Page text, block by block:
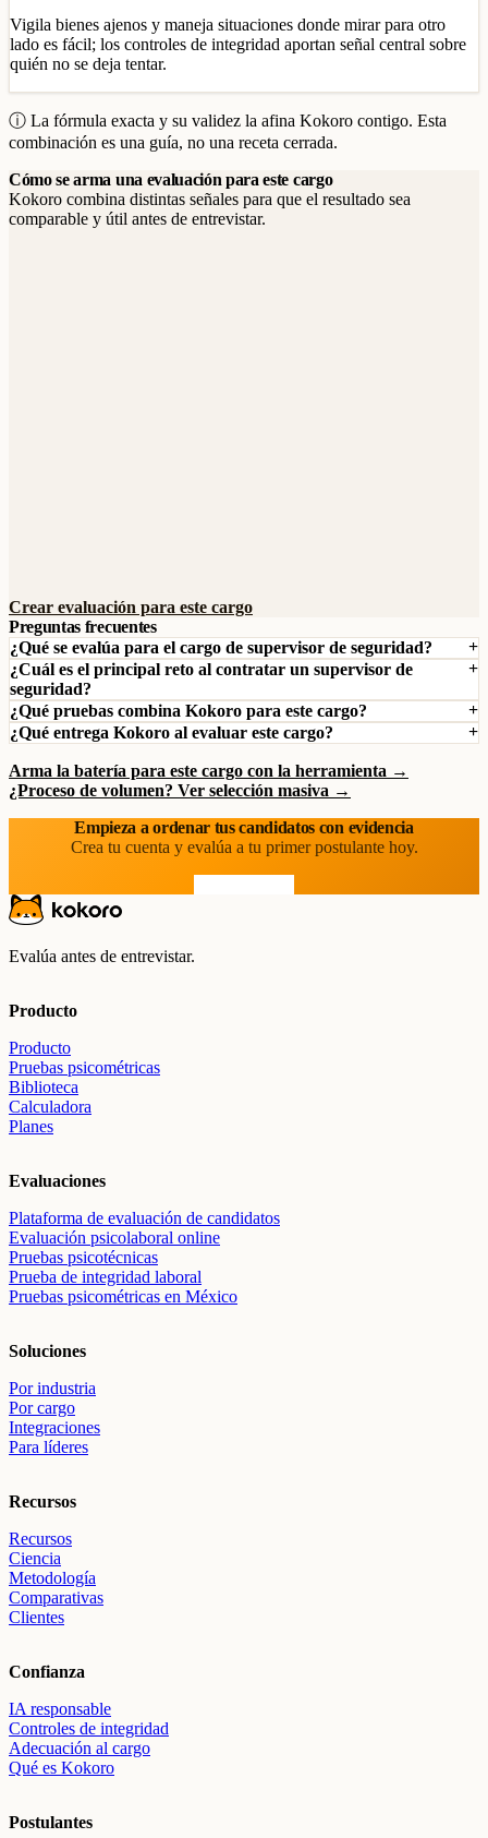
Vigila bienes ajenos y maneja situaciones donde mirar para otro
lado es fácil; los controles de integridad aportan señal central sobre
quién no se deja tentar.
ⓘ La fórmula exacta y su validez la afina Kokoro contigo. Esta
combinación es una guía, no una receta cerrada.
Cómo se arma una evaluación para este cargo
Kokoro combina distintas señales para que el resultado sea
comparable y útil antes de entrevistar.
Crear evaluación para este cargo
Preguntas frecuentes
¿Qué se evalúa para el cargo de supervisor de seguridad?
¿Cuál es el principal reto al contratar un supervisor de
seguridad?
¿Qué pruebas combina Kokoro para este cargo?
¿Qué entrega Kokoro al evaluar este cargo?
Arma la batería para este cargo con la herramienta →
¿Proceso de volumen? Ver selección masiva →
Empieza a ordenar tus candidatos con evidencia
Crea tu cuenta y evalúa a tu primer postulante hoy.
Evalúa antes de entrevistar.
Producto
Producto
Pruebas psicométricas
Biblioteca
Calculadora
Planes
Evaluaciones
Plataforma de evaluación de candidatos
Evaluación psicolaboral online
Pruebas psicotécnicas
Prueba de integridad laboral
Pruebas psicométricas en México
Soluciones
Por industria
Por cargo
Integraciones
Para líderes
Recursos
Recursos
Ciencia
Metodología
Comparativas
Clientes
Confianza
IA responsable
Controles de integridad
Adecuación al cargo
Qué es Kokoro
Postulantes